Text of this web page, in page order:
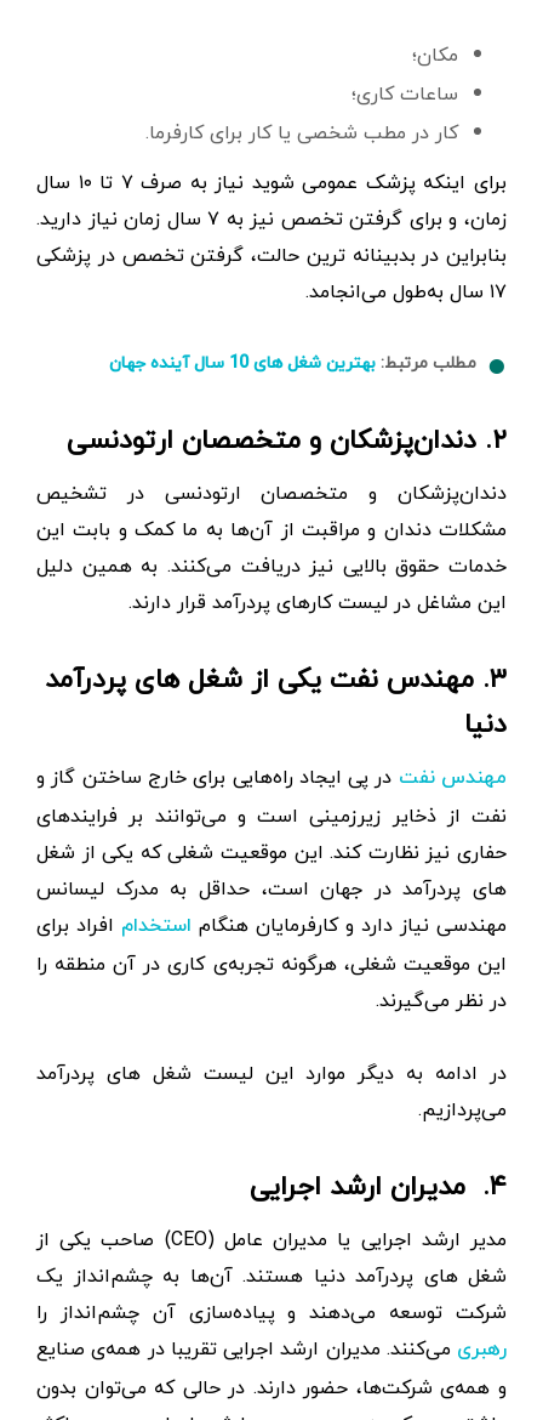
مکان؛
ساعات کاری؛
کار در مطب شخصی یا کار برای کارفرما.
برای اینکه پزشک عمومی شوید نیاز به صرف ۷ تا ۱۰ سال
زمان، و برای گرفتن تخصص نیز به ۷ سال زمان نیاز دارید.
بنابراین در بدبینانه ترین حالت، گرفتن تخصص در پزشکی
۱۷ سال به‌طول می‌انجامد.
مطلب مرتبط: بهترین شغل های 10 سال آینده جهان
۲. دندان‌پزشکان و متخصصان ارتودنسی
دندان‌پزشکان و متخصصان ارتودنسی در تشخیص
مشکلات دندان و مراقبت از آن‌ها به ما کمک و بابت این
خدمات حقوق بالایی نیز دریافت می‌کنند. به همین دلیل
این مشاغل در لیست کارهای پردرآمد قرار دارند.
۳. مهندس نفت یکی از شغل های پردرآمد
دنیا
مهندس نفت در پی ایجاد راه‌هایی برای خارج ساختن گاز و
نفت از ذخایر زیرزمینی است و می‌توانند بر فرایندهای
حفاری نیز نظارت کند. این موقعیت شغلی که یکی از شغل
های پردرآمد در جهان است، حداقل به مدرک لیسانس
مهندسی نیاز دارد و کارفرمایان هنگام استخدام افراد برای
این موقعیت شغلی، هرگونه تجربه‌ی کاری در آن منطقه را
در نظر می‌گیرند.
در ادامه به دیگر موارد این لیست شغل های پردرآمد
می‌پردازیم.
۴. مدیران ارشد اجرایی
مدیر ارشد اجرایی یا مدیران عامل (CEO) صاحب یکی از
شغل های پردرآمد دنیا هستند. آن‌ها به چشم‌انداز یک
شرکت توسعه می‌دهند و پیاده‌سازی آن چشم‌انداز را
رهبری می‌کنند. مدیران ارشد اجرایی تقریبا در همه‌ی صنایع
و همه‌ی شرکت‌ها، حضور دارند. در حالی که می‌توان بدون